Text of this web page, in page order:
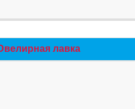
лавка